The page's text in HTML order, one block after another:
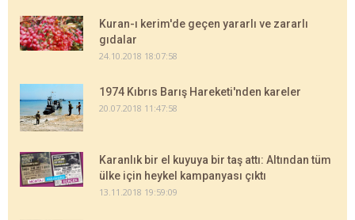
Kuran-ı kerim'de geçen yararlı ve zararlı
gıdalar
24.10.2018 18:07:58
1974 Kıbrıs Barış Hareketi'nden kareler
20.07.2018 11:47:58
Karanlık bir el kuyuya bir taş attı: Altından tüm
ülke için heykel kampanyası çıktı
13.11.2018 19:59:09